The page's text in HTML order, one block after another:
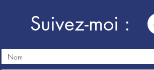
Suivez-moi :